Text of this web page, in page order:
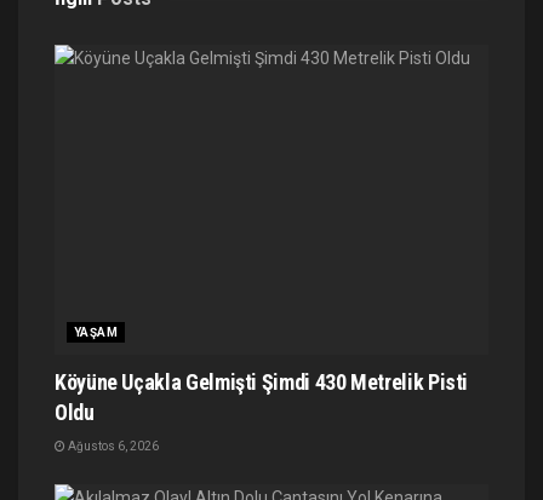
YAŞAM
Köyüne Uçakla Gelmişti Şimdi 430 Metrelik Pisti
Oldu
Ağustos 6, 2026